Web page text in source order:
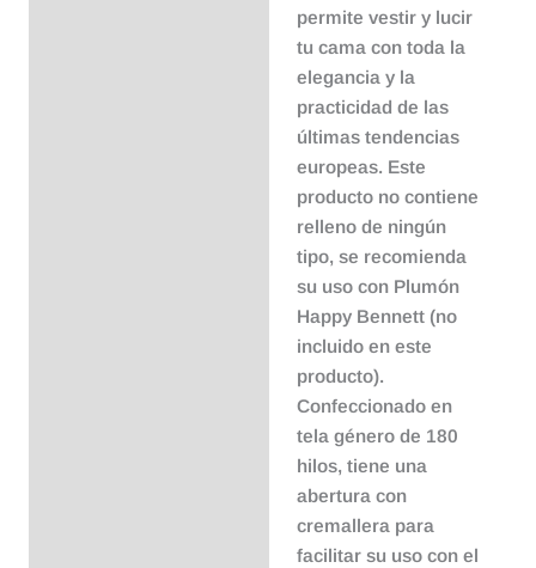
permite vestir y lucir
tu cama con toda la
elegancia y la
practicidad de las
últimas tendencias
europeas. Este
producto no contiene
relleno de ningún
tipo, se recomienda
su uso con Plumón
Happy Bennett (no
incluido en este
producto).
Confeccionado en
tela género de 180
hilos, tiene una
abertura con
cremallera para
facilitar su uso con el